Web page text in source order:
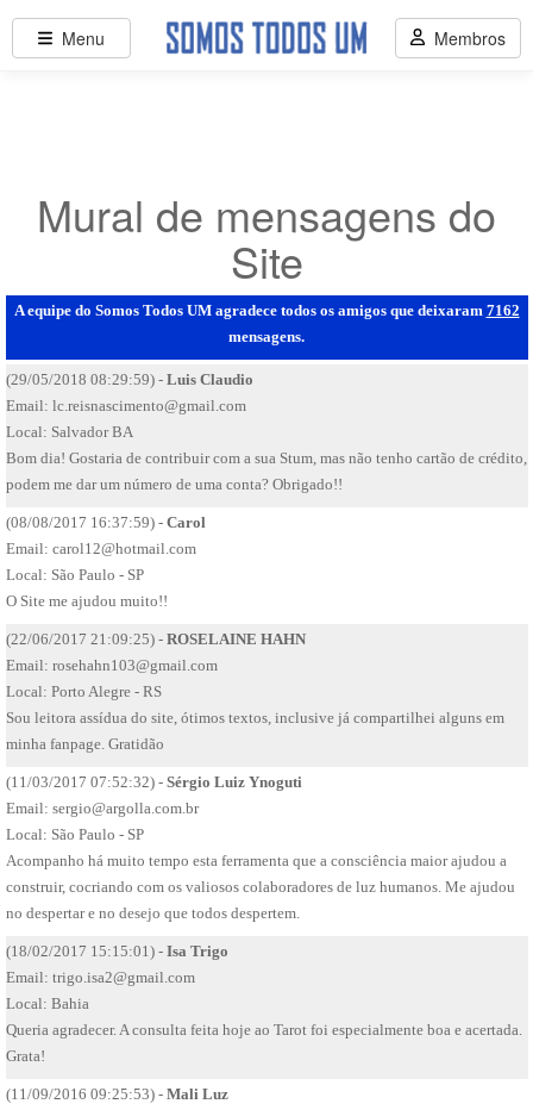
Mural de mensagens do
Site
A equipe do Somos Todos UM agradece todos os amigos que deixaram 7162
mensagens.
(29/05/2018 08:29:59) - Luis Claudio
Email: lc.reisnascimento@gmail.com
Local: Salvador BA
Bom dia! Gostaria de contribuir com a sua Stum, mas não tenho cartão de crédito,
podem me dar um número de uma conta? Obrigado!!
(08/08/2017 16:37:59) - Carol
Email: carol12@hotmail.com
Local: São Paulo - SP
O Site me ajudou muito!!
(22/06/2017 21:09:25) - ROSELAINE HAHN
Email: rosehahn103@gmail.com
Local: Porto Alegre - RS
Sou leitora assídua do site, ótimos textos, inclusive já compartilhei alguns em
minha fanpage. Gratidão
(11/03/2017 07:52:32) - Sérgio Luiz Ynoguti
Email: sergio@argolla.com.br
Local: São Paulo - SP
Acompanho há muito tempo esta ferramenta que a consciência maior ajudou a
construir, cocriando com os valiosos colaboradores de luz humanos. Me ajudou
no despertar e no desejo que todos despertem.
(18/02/2017 15:15:01) - Isa Trigo
Email: trigo.isa2@gmail.com
Local: Bahia
Queria agradecer. A consulta feita hoje ao Tarot foi especialmente boa e acertada.
Grata!
(11/09/2016 09:25:53) - Mali Luz
Menu Membros